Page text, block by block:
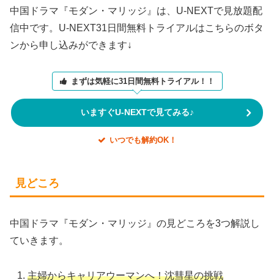
中国ドラマ『モダン・マリッジ』は、U-NEXTで見放題配
信中です。U-NEXT31日間無料トライアルはこちらのボタ
ンから申し込みができます↓
まずは気軽に31日間無料トライアル！！
いますぐU-NEXTで見てみる♪
いつでも解約OK！
見どころ
中国ドラマ『モダン・マリッジ』の見どころを3つ解説し
ていきます。
主婦からキャリアウーマンへ！沈彗星の挑戦